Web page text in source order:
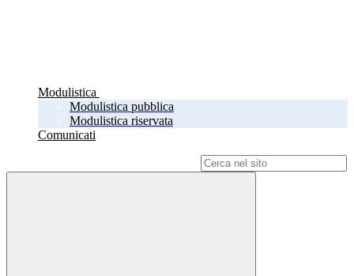
Modulistica
Modulistica pubblica
Modulistica riservata
Comunicati